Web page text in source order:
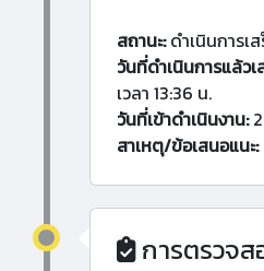
สถานะ:ดำเนินการเ
วันที่ดำเนินการแล้วเ
เวลา 13:36 น.
วันที่เข้าดำเนินงาน:
สาเหตุ/ข้อเสนอแนะ:
การตรวจส